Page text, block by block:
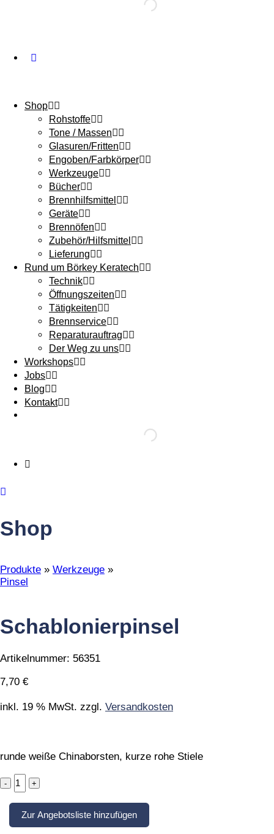
Shop
Rohstoffe
Tone / Massen
Glasuren/Fritten
Engoben/Farbkörper
Werkzeuge
Bücher
Brennhilfsmittel
Geräte
Brennöfen
Zubehör/Hilfsmittel
Lieferung
Rund um Börkey Keratech
Technik
Öffnungszeiten
Tätigkeiten
Brennservice
Reparaturauftrag
Der Weg zu uns
Workshops
Jobs
Blog
Kontakt
Shop
Produkte » Werkzeuge »
Pinsel
Schablonierpinsel
Artikelnummer: 56351
7,70 €
inkl. 19 % MwSt. zzgl. Versandkosten
runde weiße Chinaborsten, kurze rohe Stiele
Schablonierpinsel
quantity
Zur Angebotsliste hinzufügen